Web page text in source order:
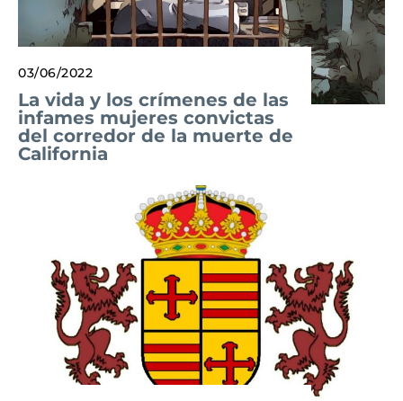
03/06/2022
La vida y los crímenes de las
infames mujeres convictas
del corredor de la muerte de
California